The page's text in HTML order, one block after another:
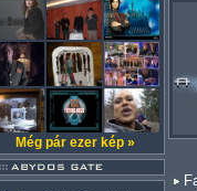
Még pár ezer kép »